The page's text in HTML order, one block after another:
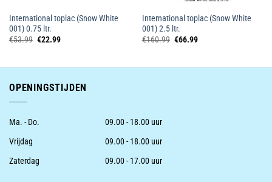
International toplac (Snow White
001) 0.75 ltr.
€53.99 Oorspronkelijke
€22.99Huidige
International toplac (Snow White
001) 2.5 ltr.
€160.99 Oorspronkelijke
€66.99Huidige
OPENINGSTIJDEN
Ma. - Do.
09.00 - 18.00 uur
Vrijdag
09.00 - 18.00 uur
Zaterdag
09.00 - 17.00 uur